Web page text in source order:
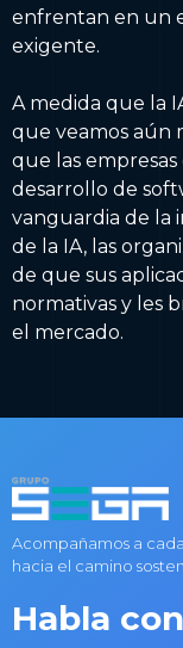
enfrentan en un
exigente.
A medida que la
que veamos aún
que las
desarrollo de
vanguardia de la
de la IA, las
de que sus
normativas y les
el mercado.
Acompañamos a
hacia el camino
Habla